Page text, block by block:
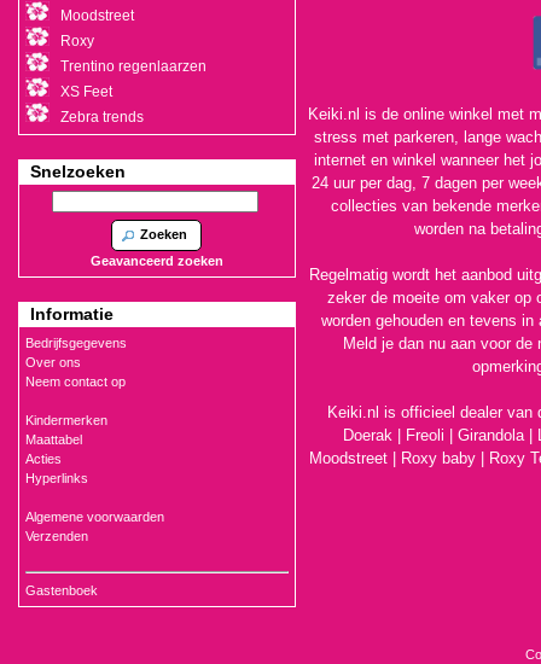
Keiki.nl is de online winkel met
stress met parkeren, lange
internet en winkel wanneer het
24 uur per dag, 7 dagen per
collecties van bekende
worden na
Regelmatig wordt het aanbod
zeker de moeite om vaker op
worden gehouden en tevens
Meld je dan nu aan voor
Keiki.nl is officieel dealer van
Doerak| Freoli Girandola |
Moodstreet| Roxy baby| Roxy
Moodstreet
Roxy
Trentino regenlaarzen
XS Feet
Zebra trends
Snelzoeken
Zoeken
Geavanceerd zoeken
Informatie
Bedrijfsgegevens
Over ons
Neem contact op
Kindermerken
Maattabel
Acties
Hyperlinks
Algemene voorwaarden
Verzenden
Gastenboek